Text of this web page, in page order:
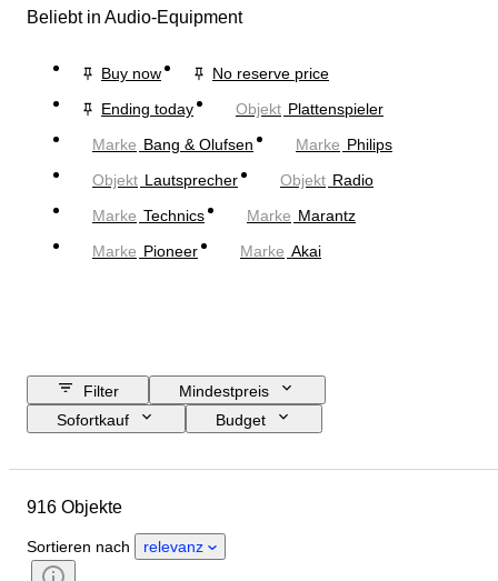
Beliebt in Audio-Equipment
Buy now
No reserve price
Ending today
Objekt Plattenspieler
Marke Bang & Olufsen Marke Philips
Objekt Lautsprecher Objekt Radio
Marke Technics Marke Marantz
Marke Pioneer Marke Akai
Filter
Mindestpreis
Sofortkauf
Budget
Material
Stil
Getestet und funktionstüchtig
916 Objekte
Sortieren nach relevanz